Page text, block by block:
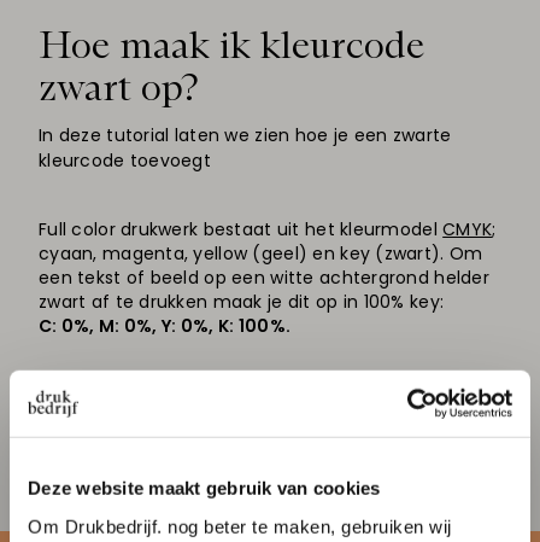
Deze website maakt gebruik van cookies
Om Drukbedrijf. nog beter te maken, gebruiken wij
Hoe maak ik kleurcode
zwart op?
In deze tutorial laten we zien hoe je een zwarte
kleurcode toevoegt
Full color drukwerk bestaat uit het kleurmodelCMYK;
cyaan, magenta, yellow (geel) en key (zwart). Om
een tekst of beeld op een witte achtergrond helder
zwart af te drukken maak je dit op in 100% key:
C: 0%, M: 0%, Y: 0%, K: 100%.
Heb je een gekleurde achtergrond of wil je een
'diepe' zwarte k
. Hierbij
worden alle vier de kleurgangen gebruikt. Zorg er
hoger zijn dan 280%.